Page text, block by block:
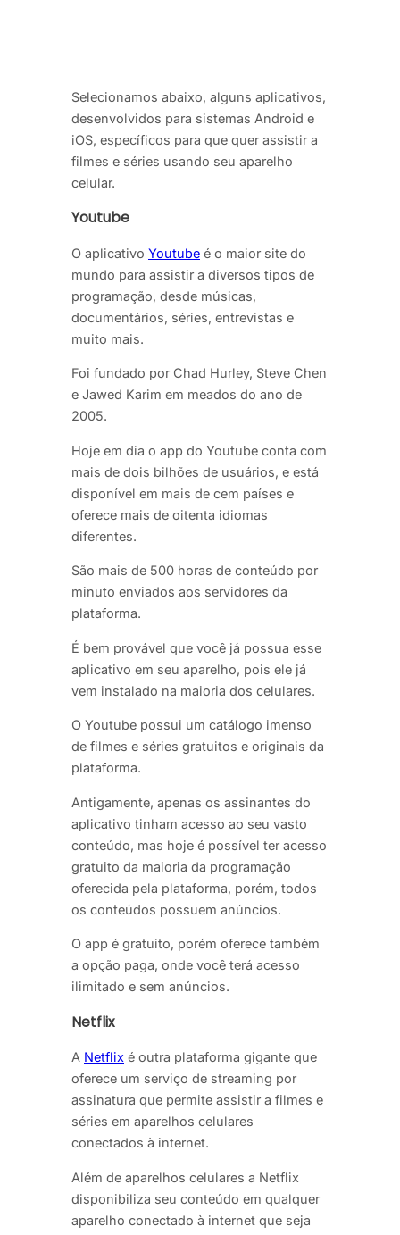
Selecionamos abaixo, alguns aplicativos,
desenvolvidos para sistemas Android e
iOS, específicos para que quer assistir a
filmes e séries usando seu aparelho
celular.
Youtube
O aplicativo Youtube é o maior site do
mundo para assistir a diversos tipos de
programação, desde músicas,
documentários, séries, entrevistas e
muito mais.
Foi fundado por Chad Hurley, Steve Chen
e Jawed Karim em meados do ano de
2005.
Hoje em dia o app do Youtube conta com
mais de dois bilhões de usuários, e está
disponível em mais de cem países e
oferece mais de oitenta idiomas
diferentes.
São mais de 500 horas de conteúdo por
minuto enviados aos servidores da
plataforma.
É bem provável que você já possua esse
aplicativo em seu aparelho, pois ele já
vem instalado na maioria dos celulares.
O Youtube possui um catálogo imenso
de filmes e séries gratuitos e originais da
plataforma.
Antigamente, apenas os assinantes do
aplicativo tinham acesso ao seu vasto
conteúdo, mas hoje é possível ter acesso
gratuito da maioria da programação
oferecida pela plataforma, porém, todos
os conteúdos possuem anúncios.
O app é gratuito, porém oferece também
a opção paga, onde você terá acesso
ilimitado e sem anúncios.
Netflix
A Netflix é outra plataforma gigante que
oferece um serviço de streaming por
assinatura que permite assistir a filmes e
séries em aparelhos celulares
conectados à internet.
Além de aparelhos celulares a Netflix
disponibiliza seu conteúdo em qualquer
aparelho conectado à internet que seja